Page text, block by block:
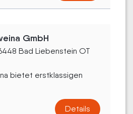
GmbH
Bad Liebenstein OT
bietet erstklassigen
Details